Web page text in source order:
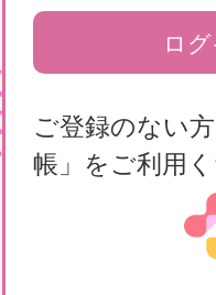
ロ
ご登録のない
帳」をご利用く